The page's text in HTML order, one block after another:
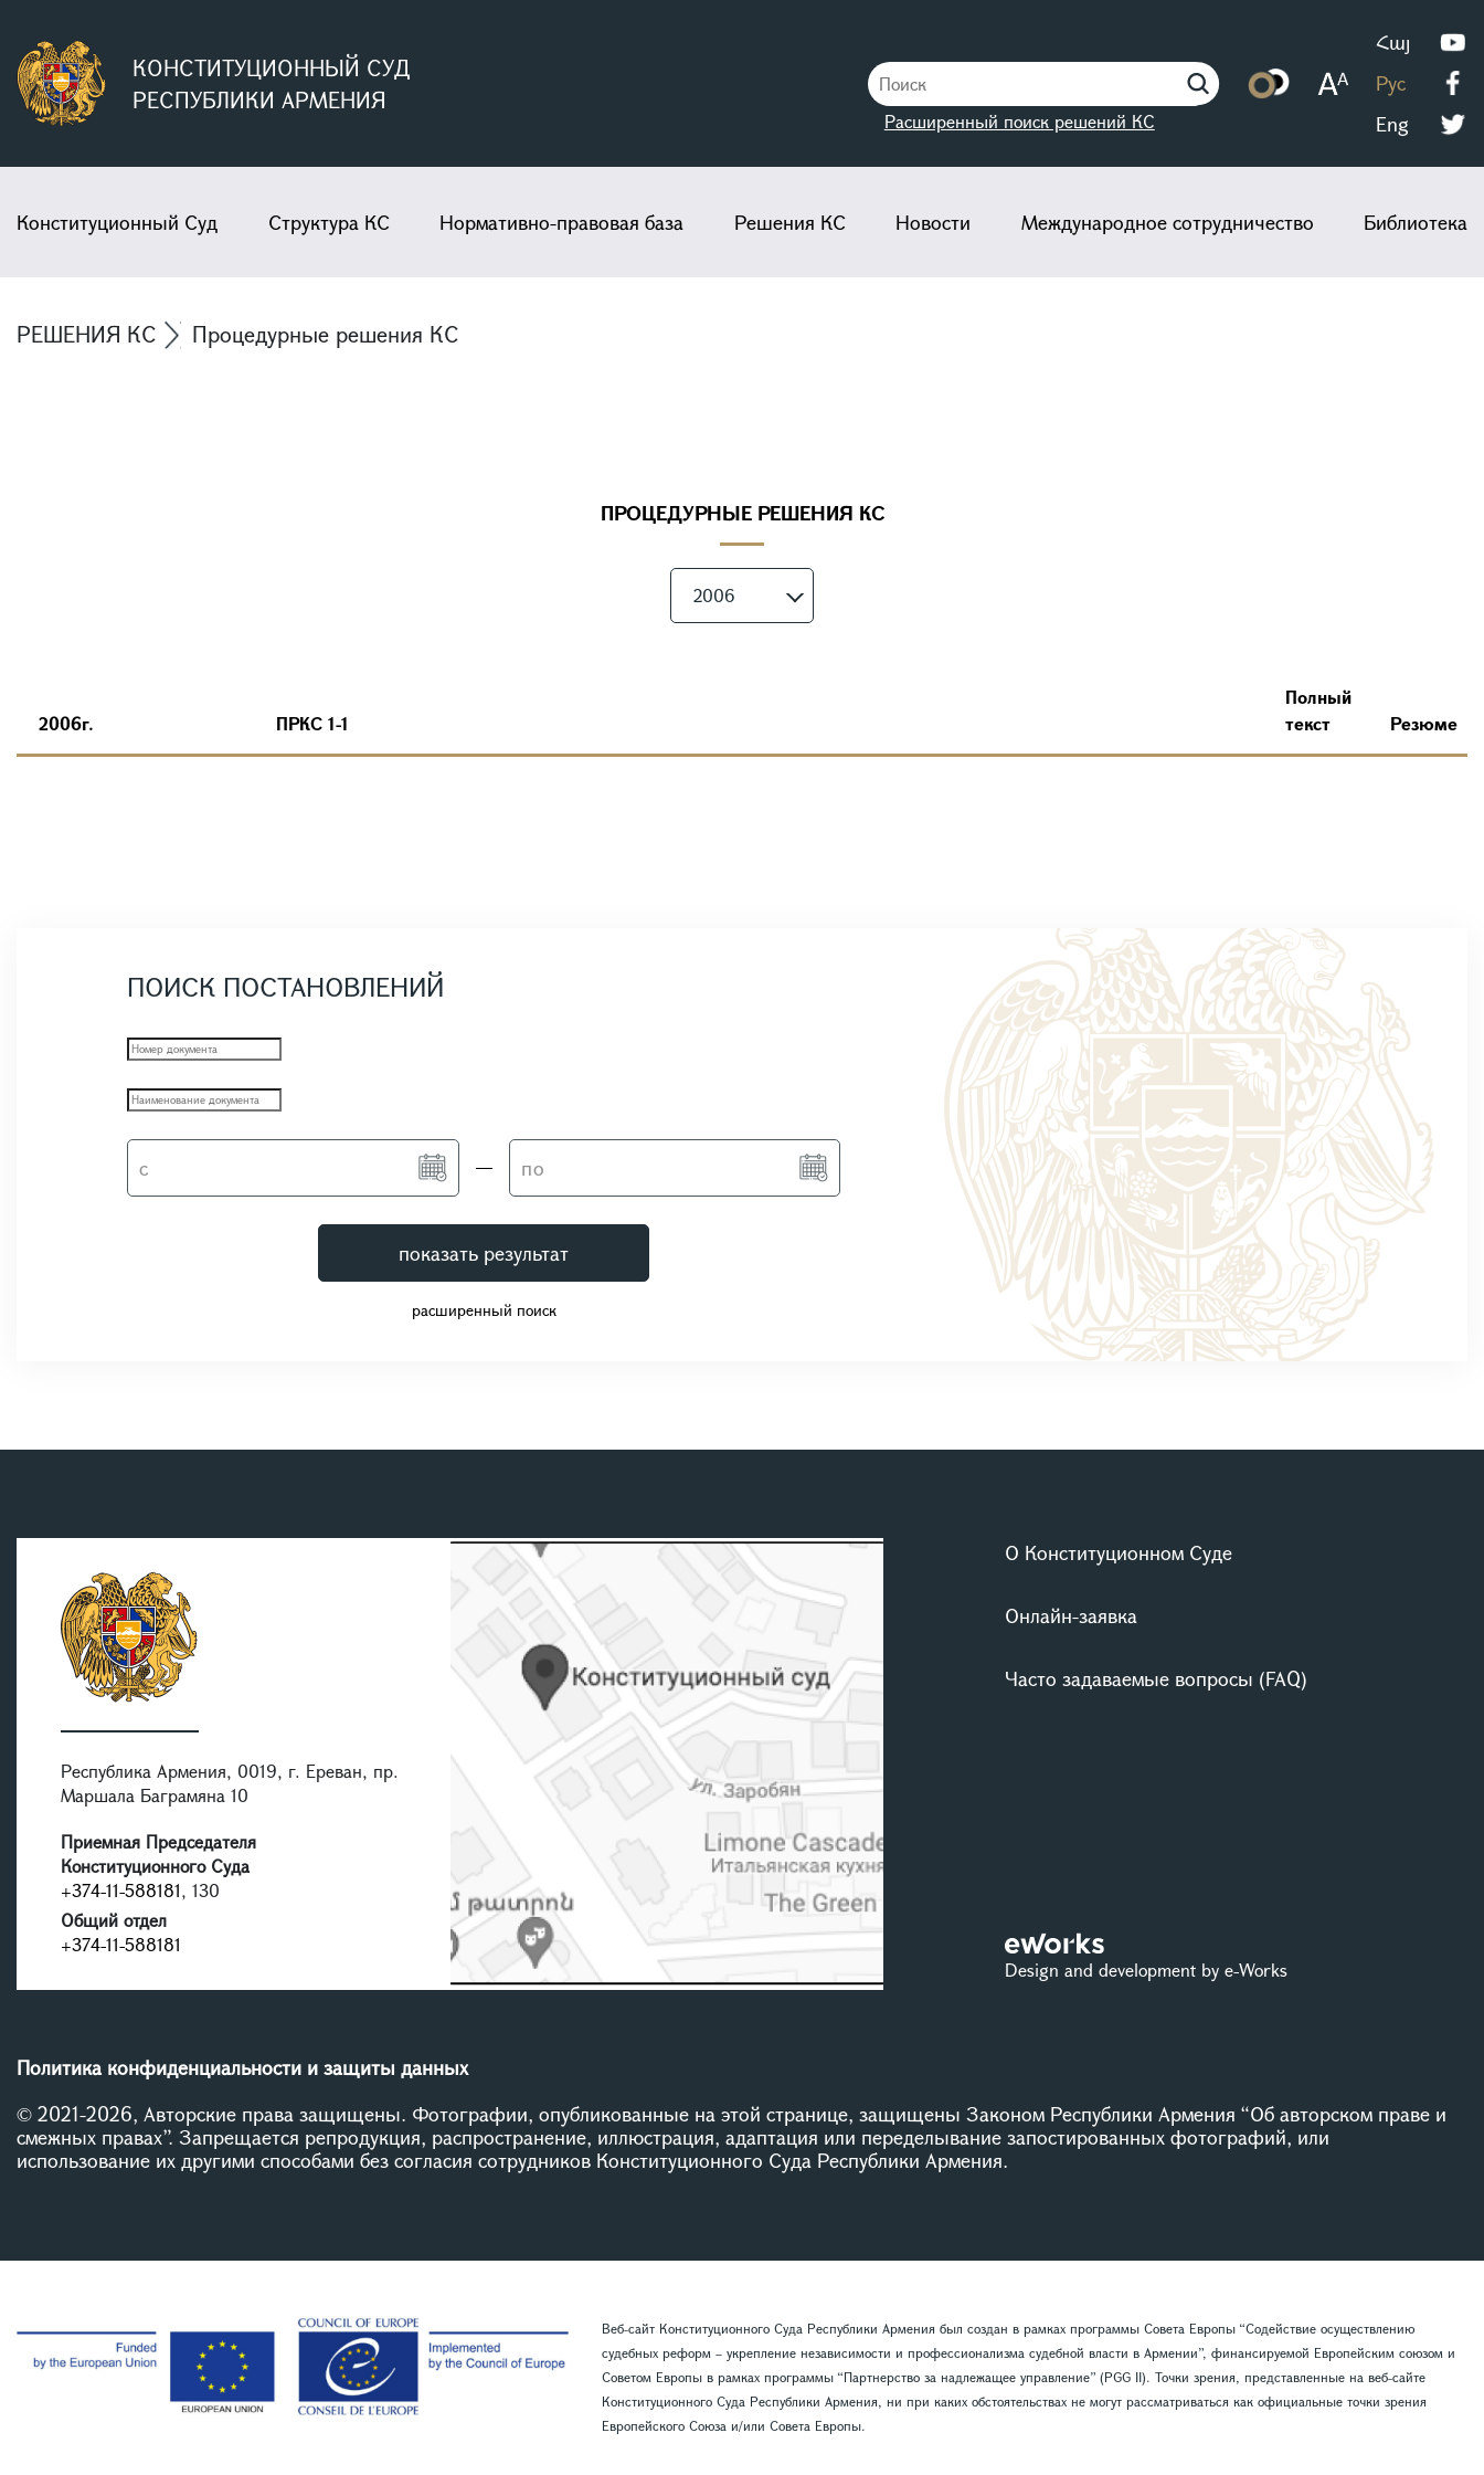
КОНСТИТУЦИОННЫЙ СУД
РЕСПУБЛИКИ АРМЕНИЯ
Расширенный поиск решений КС
Հայ
Рус
Eng
Конституционный Суд Структура КС Нормативно-правовая база Решения КС Новости Международное сотрудничество Библиотека
РЕШЕНИЯ КС Процедурные решения КС
ПРОЦЕДУРНЫЕ РЕШЕНИЯ КС
2006
2006г. ПРКС 1-1
Полный
текст
Резюме
ПОИСК ПОСТАНОВЛЕНИЙ
показать результат
расширенный поиск
Республика Армения, 0019, г. Ереван, пр.
Маршала Баграмяна 10
Приемная Председателя
Конституционного Суда
+374-11-588181, 130
Общий отдел
+374-11-588181
О Конституционном Суде
Онлайн-заявка
Часто задаваемые вопросы (FAQ)
Design and development by e-Works
Политика конфиденциальности и защиты данных
© 2021-2026, Авторские права защищены. Фотографии, опубликованные на этой странице, защищены Законом Республики Армения “Об авторском праве и
смежных правах”. Запрещается репродукция, распространение, иллюстрация, адаптация или переделывание запостированных фотографий, или
использование их другими способами без согласия сотрудников Конституционного Суда Республики Армения.
Веб-сайт Конституционного Суда Республики Армения был создан в рамках программы Совета Европы “Содействие осуществлению
судебных реформ – укрепление независимости и профессионализма судебной власти в Армении”, финансируемой Европейским союзом и
Советом Европы в рамках программы “Партнерство за надлежащее управление” (PGG II). Точки зрения, представленные на веб-сайте
Конституционного Суда Республики Армения, ни при каких обстоятельствах не могут рассматриваться как официальные точки зрения
Европейского Союза и/или Совета Европы.